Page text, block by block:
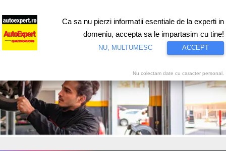
Test drive Motorsport Proiecte speciale Video
Ca sa nu pierzi informatii esentiale de la experti in
domeniu, accepta sa le impartasim cu tine!
NU, MULTUMESC ACCEPT
Nu colectam date cu caracter personal.